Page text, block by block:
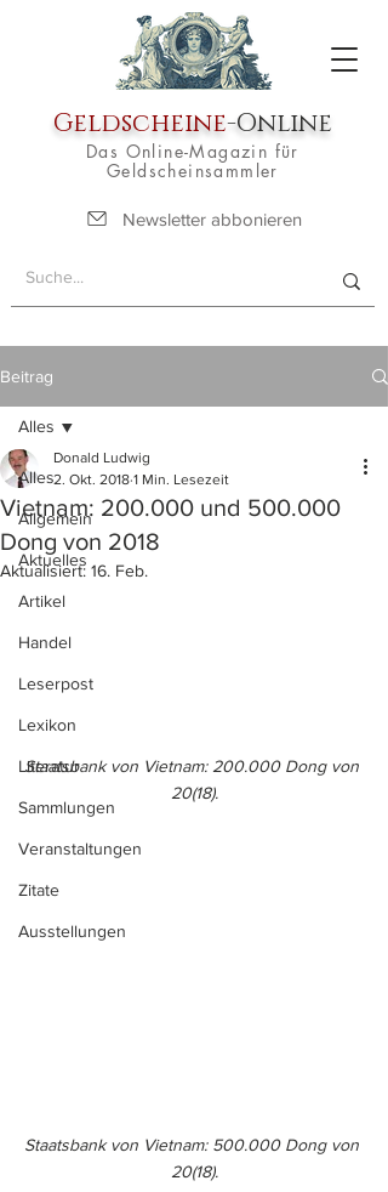
Geldscheine-Online
Das Online-Magazin für
Geldscheinsammler
Newsletter abbonieren
Beitrag
Alles
Allgemein
Aktuelles
Artikel
Handel
Leserpost
Lexikon
Literatur
Sammlungen
Veranstaltungen
Zitate
Ausstellungen
Alles
Vietnam: 200.000 und 500.000
Dong von 2018
Donald Ludwig
2. Okt. 2018 1 Min. Lesezeit
Aktualisiert: 16. Feb.
Staatsbank von Vietnam: 200.000 Dong von
20(18).
Staatsbank von Vietnam: 500.000 Dong von
20(18).